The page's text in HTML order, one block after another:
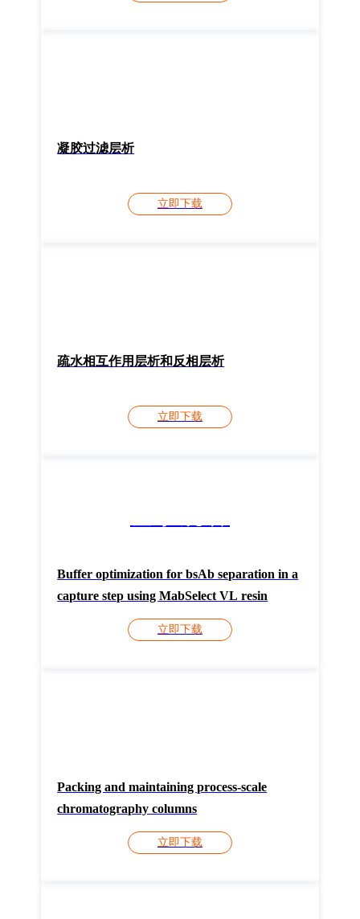
凝胶过滤层析
立即下载
疏水相互作用层析和反相层析
立即下载
Buffer optimization for bsAb separation in a
capture step using MabSelect VL resin
立即下载
Packing and maintaining process-scale
chromatography columns
立即下载